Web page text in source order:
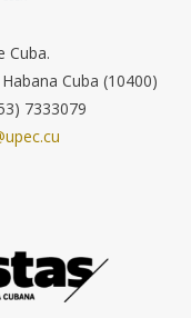
Cuba.
Cuba (10400)
7333079